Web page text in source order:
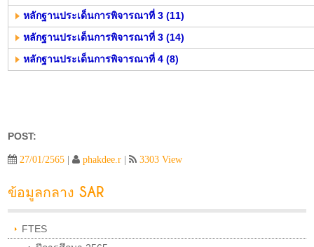
หลักฐานประเด็นการพิจารณาที่ 3 (11)
หลักฐานประเด็นการพิจารณาที่ 3 (14)
หลักฐานประเด็นการพิจารณาที่ 4 (8)
POST:
27/01/2565 | phakdee.r | 3303 View
ข้อมูลกลาง SAR
FTES